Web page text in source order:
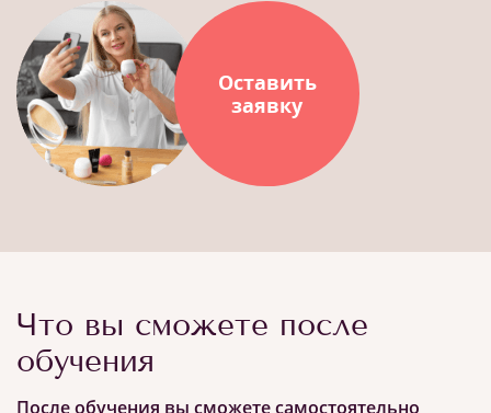
Оставить
заявку
Что вы сможете после
обучения
После обучения вы сможете самостоятельно